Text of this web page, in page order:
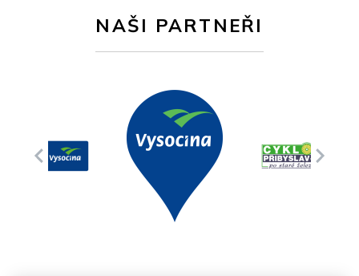
NAŠI PARTNEŘI